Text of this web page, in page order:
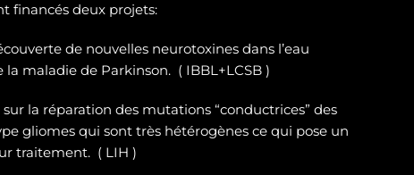
financés deux projets:
couverte de nouvelles neurotoxines dans l’eau
maladie de Parkinson. ( IBBL+LCSB )
sur la réparation des mutations “conductrices” des
gliomes qui sont très hétérogènes ce qui pose un
traitement. ( LIH )